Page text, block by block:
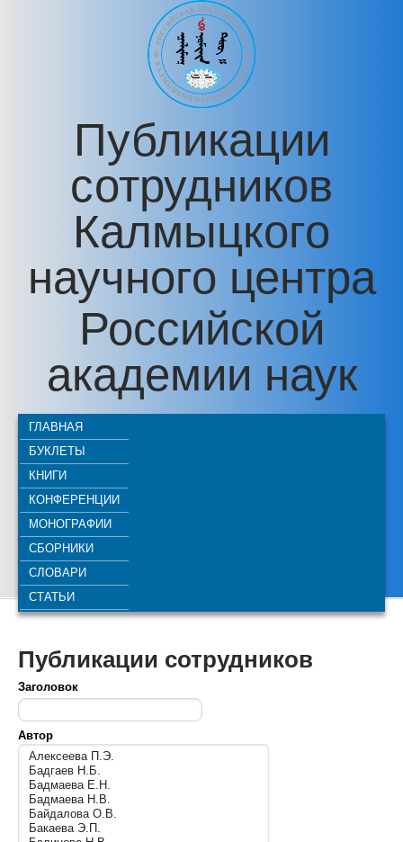
Перейти к основному содержанию
Публикации
сотрудников
Калмыцкого
научного центра
Российской
академии наук
ГЛАВНАЯ
БУКЛЕТЫ
КНИГИ
КОНФЕРЕНЦИИ
МОНОГРАФИИ
СБОРНИКИ
СЛОВАРИ
СТАТЬИ
Публикации сотрудников
Заголовок
Автор